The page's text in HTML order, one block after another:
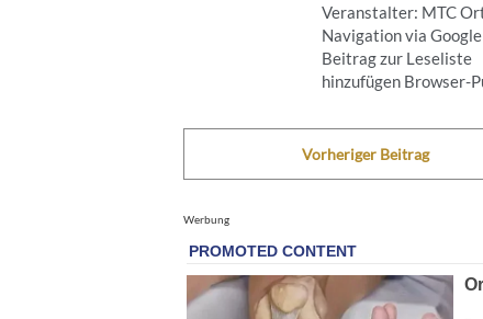
Veranstalter: MTC
Navigation via
Beitrag zur Leseliste
hinzufügen Browser-
Vorheriger Beitrag
Werbung